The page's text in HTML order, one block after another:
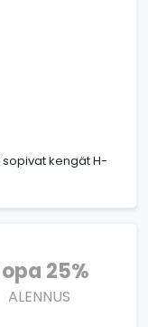
sopivat kengät H-
25%
ALENNUS